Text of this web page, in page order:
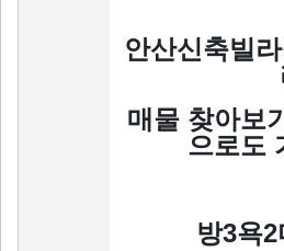
안산신축빌
매물 찾아보
으로도
방3욕